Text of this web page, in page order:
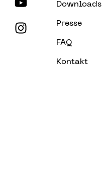
Downloads
Presse
FAQ
Kontakt